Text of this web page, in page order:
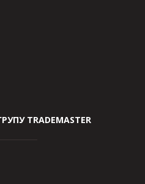
TRADEMASTER